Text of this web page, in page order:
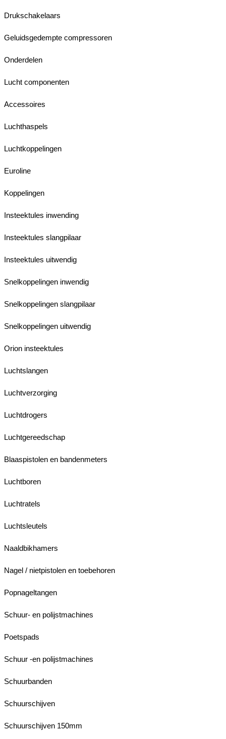
Drukschakelaars
Geluidsgedempte compressoren
Onderdelen
Lucht componenten
Accessoires
Luchthaspels
Luchtkoppelingen
Euroline
Koppelingen
Insteektules inwending
Insteektules slangpilaar
Insteektules uitwendig
Snelkoppelingen inwendig
Snelkoppelingen slangpilaar
Snelkoppelingen uitwendig
Orion insteektules
Luchtslangen
Luchtverzorging
Luchtdrogers
Luchtgereedschap
Blaaspistolen en bandenmeters
Luchtboren
Luchtratels
Luchtsleutels
Naaldbikhamers
Nagel / nietpistolen en toebehoren
Popnageltangen
Schuur- en polijstmachines
Poetspads
Schuur -en polijstmachines
Schuurbanden
Schuurschijven
Schuurschijven 150mm